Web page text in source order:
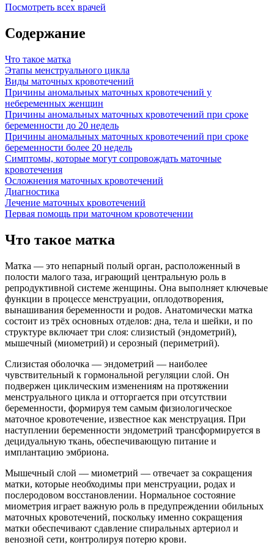
Посмотреть всех врачей
Содержание
Что такое матка
Этапы менструального цикла
Виды маточных кровотечений
Причины аномальных маточных кровотечений у
небеременных женщин
Причины аномальных маточных кровотечений при сроке
беременности до 20 недель
Причины аномальных маточных кровотечений при сроке
беременности более 20 недель
Симптомы, которые могут сопровождать маточные
кровотечения
Осложнения маточных кровотечений
Диагностика
Лечение маточных кровотечений
Первая помощь при маточном кровотечении
Что такое матка
Матка — это непарный полый орган, расположенный в
полости малого таза, играющий центральную роль в
репродуктивной системе женщины. Она выполняет ключевые
функции в процессе менструации, оплодотворения,
вынашивания беременности и родов. Анатомически матка
состоит из трёх основных отделов: дна, тела и шейки, и по
структуре включает три слоя: слизистый (эндометрий),
мышечный (миометрий) и серозный (периметрий).
Слизистая оболочка — эндометрий — наиболее
чувствительный к гормональной регуляции слой. Он
подвержен циклическим изменениям на протяжении
менструального цикла и отторгается при отсутствии
беременности, формируя тем самым физиологическое
маточное кровотечение, известное как менструация. При
наступлении беременности эндометрий трансформируется в
децидуальную ткань, обеспечивающую питание и
имплантацию эмбриона.
Мышечный слой — миометрий — отвечает за сокращения
матки, которые необходимы при менструации, родах и
послеродовом восстановлении. Нормальное состояние
миометрия играет важную роль в предупреждении обильных
маточных кровотечений, поскольку именно сокращения
матки обеспечивают сдавление спиральных артериол и
венозной сети, контролируя потерю крови.